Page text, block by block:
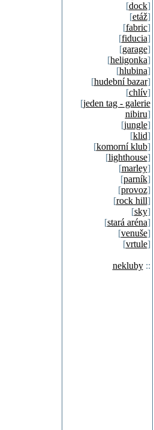
[dock]
[etáž]
[fabric]
[fiducia]
[garage]
[heligonka]
[hlubina]
[hudební bazar]
[chlív]
[jeden tag - galerie
nibiru]
[jungle]
[klid]
[komorní klub]
[lighthouse]
[marley]
[parník]
[provoz]
[rock hill]
[sky]
[stará aréna]
[venuše]
[vrtule]
nekluby::